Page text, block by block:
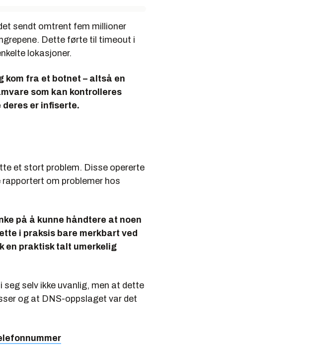
sendt omtrent fem millioner
Dette førte til timeout i
lokasjoner.
fra et botnet – altså en
som kan kontrolleres
er infiserte.
et stort problem. Disse opererte
rapportert om problemer hos
på å kunne håndtere at noen
i praksis bare merkbart ved
en praktisk talt umerkelig
seg selv ikke uvanlig, men at dette
og at DNS-oppslaget var det